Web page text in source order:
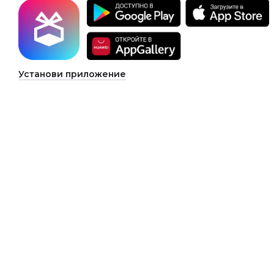
Установи приложение